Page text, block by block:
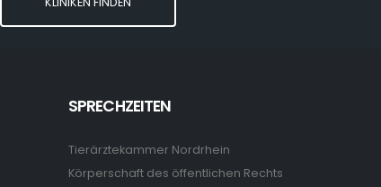
SPRECHZEITEN
Tierärztekammer Nordrhein
Körperschaft des öffentlichen Rechts